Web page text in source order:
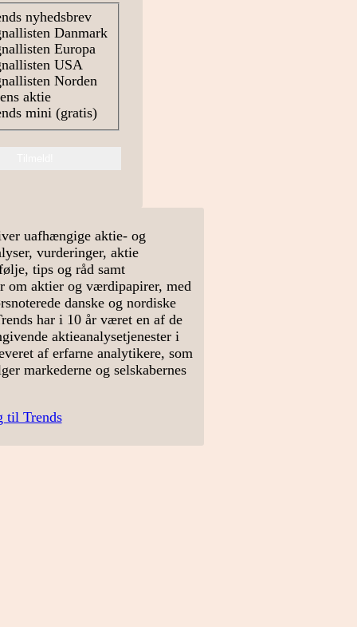
nyhedsbrev
Danmark
Europa
USA
Norden
aktie
mini (gratis)
uafhængige aktie- og
vurderinger, aktie
tips og råd samt
om aktier og værdipapirer, med
danske og nordiske
har i 10 år været en af de
aktieanalysetjenester i
af erfarne analytikere, som
markederne og selskabernes
til Trends